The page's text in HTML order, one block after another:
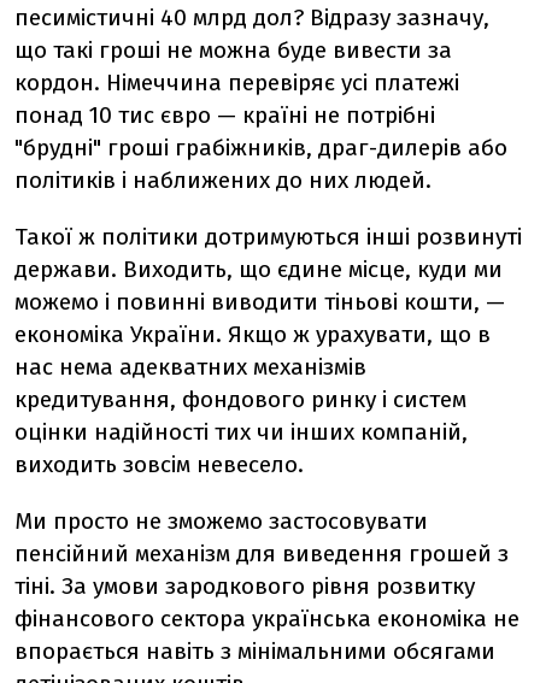
песимістичні 40 млрд дол? Відразу зазначу,
що такі гроші не можна буде вивести за
кордон. Німеччина перевіряє усі платежі
понад 10 тис євро — країні не потрібні
"брудні" гроші грабіжників, драг-дилерів або
політиків і наближених до них людей.
Такої ж політики дотримуються інші розвинуті
держави. Виходить, що єдине місце, куди ми
можемо і повинні виводити тіньові кошти, —
економіка України. Якщо ж урахувати, що в
нас нема адекватних механізмів
кредитування, фондового ринку і систем
оцінки надійності тих чи інших компаній,
виходить зовсім невесело.
Ми просто не зможемо застосовувати
пенсійний механізм для виведення грошей з
тіні. За умови зародкового рівня розвитку
фінансового сектора українська економіка не
впорається навіть з мінімальними обсягами